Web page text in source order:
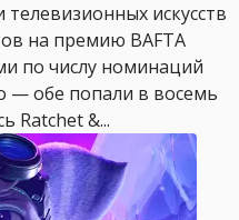
искусств
на премию BAFTA
по числу номинаций
— обе попали в восемь
Ratchet &...